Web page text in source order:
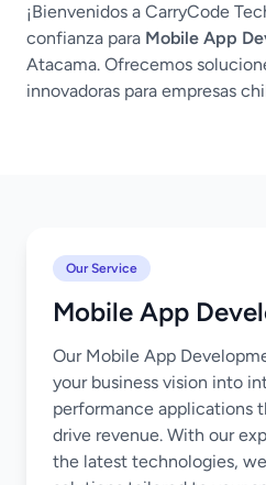
¡Bienvenidos a CarryCode
confianza para Mobile App
Atacama. Ofrecemos
innovadoras para empresas
Our Service
Mobile App
Our Mobile App
your business vision into
performance applications
drive revenue. With our
the latest technologies,